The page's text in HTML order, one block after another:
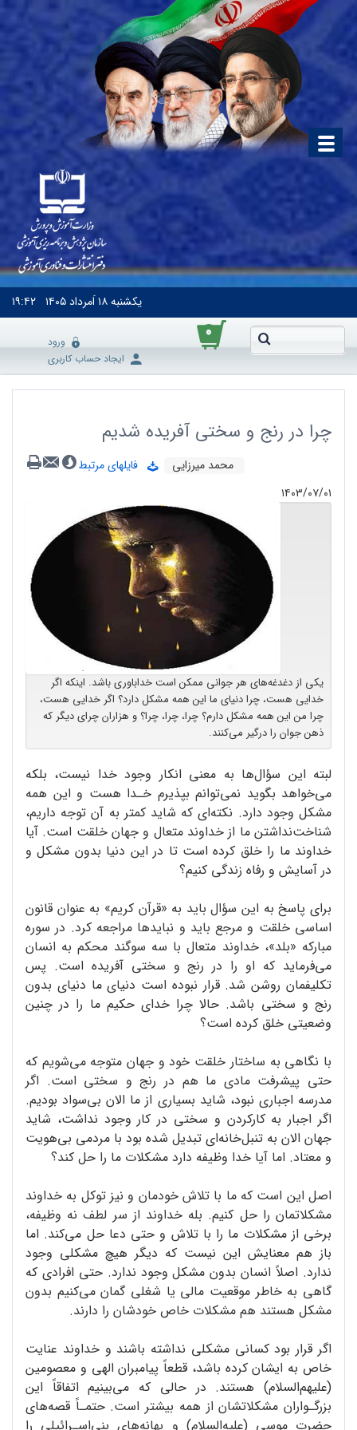
یکشنبه۱۸ اَمرداد ۱۴۰۵ ۱۹:۴۲
۰
ورود
ایجاد حساب کاربری
‌چرا در رنج و سختی آفریده شدیم
محمد میرزایی
فایلهای مرتبط
۱۴۰۳/۰۷/۰۱
یکی از دغدغه‌های هر جوانی ممکن است خداباوری باشد. اینکه اگر
خدایی هست، چرا دنیای ما این همه مشکل دارد؟ اگر خدایی هست،
چرا من این همه مشکل دارم؟ چرا، چرا، چرا؟ و هزاران چرای دیگر که
ذهن جوان را درگیر می‌کنند.
لبته این سؤال‌ها به معنی انکار وجود خدا نیست، بلکه
می‌خواهد بگوید نمی‌توانم بپذیرم خـدا هست و این همه
مشکل وجود دارد. نکته‌ای که شاید کمتر به آن توجه داریم،
شناخت‌نداشتن ما از خداوند متعال و جهان خلقت است. آیا
خداوند ما را خلق کرده است تا در این دنیا بدون مشکل و
در آسایش و رفاه زندگی کنیم؟
برای پاسخ به این سؤال باید به «قرآن کریم» به عنوان قانون
اساسی خلقت و مرجع باید و نبایدها مراجعه کرد. در سوره
مبارکه «بلد»، خداوند متعال با سه سوگند محکم به انسان
می‌فرماید که او را در رنج و سختی آفریده است. پس
تکلیفمان روشن شد. قرار نبوده است دنیای ما دنیای بدون
رنج و سختی باشد. حالا چرا خدای حکیم ما را در چنین
وضعیتی خلق کرده است؟
با نگاهی به ساختار خلقت خود و جهان متوجه می‌شویم که
حتی پیشرفت مادی ما هم در رنج و سختی است. اگر
مدرسه اجباری نبود، شاید بسیاری از ما الان بی‌سواد بودیم.
اگر اجبار به کارکردن و سختی در کار وجود نداشت، شاید
جهان الان به تنبل‌خانه‌ای تبدیل شده بود با مردمی بی‌هویت
و معتاد. اما آیا خدا وظیفه دارد مشکلات ما را حل کند؟
اصل این است که ما با تلاش خودمان و نیز توکل به خداوند
مشکلاتمان را حل کنیم. بله خداوند از سر لطف نه وظیفه،
برخی از مشکلات ما را با تلاش و حتی دعا حل می‌کند. اما
باز هم معنایش این نیست که دیگر هیچ مشکلی وجود
ندارد. اصلاً انسان بدون مشکل وجود ندارد. حتی افرادی که
گاهی به خاطر موقعیت مالی یا شغلی گمان می‌کنیم بدون
مشکل هستند هم مشکلات خاص خودشان را دارند.
اگر قرار بود کسانی مشکلی نداشته باشند و خداوند عنایت
خاص به ایشان کرده باشد، قطعاً پیامبران الهی و معصومین
(علیهم‌السلام) هستند. در حالی که می‌بینیم اتفاقاً این
بزرگـواران مشکلاتشان از همه بیشتر است. حتمـاً قصه‌های
حضرت موسی (علیه‌السلام) و بهانه‌های بنی‌اسـرائیلی را